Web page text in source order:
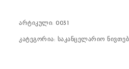
არტიკული: 0031
კატეგორია: საკანცელარიო